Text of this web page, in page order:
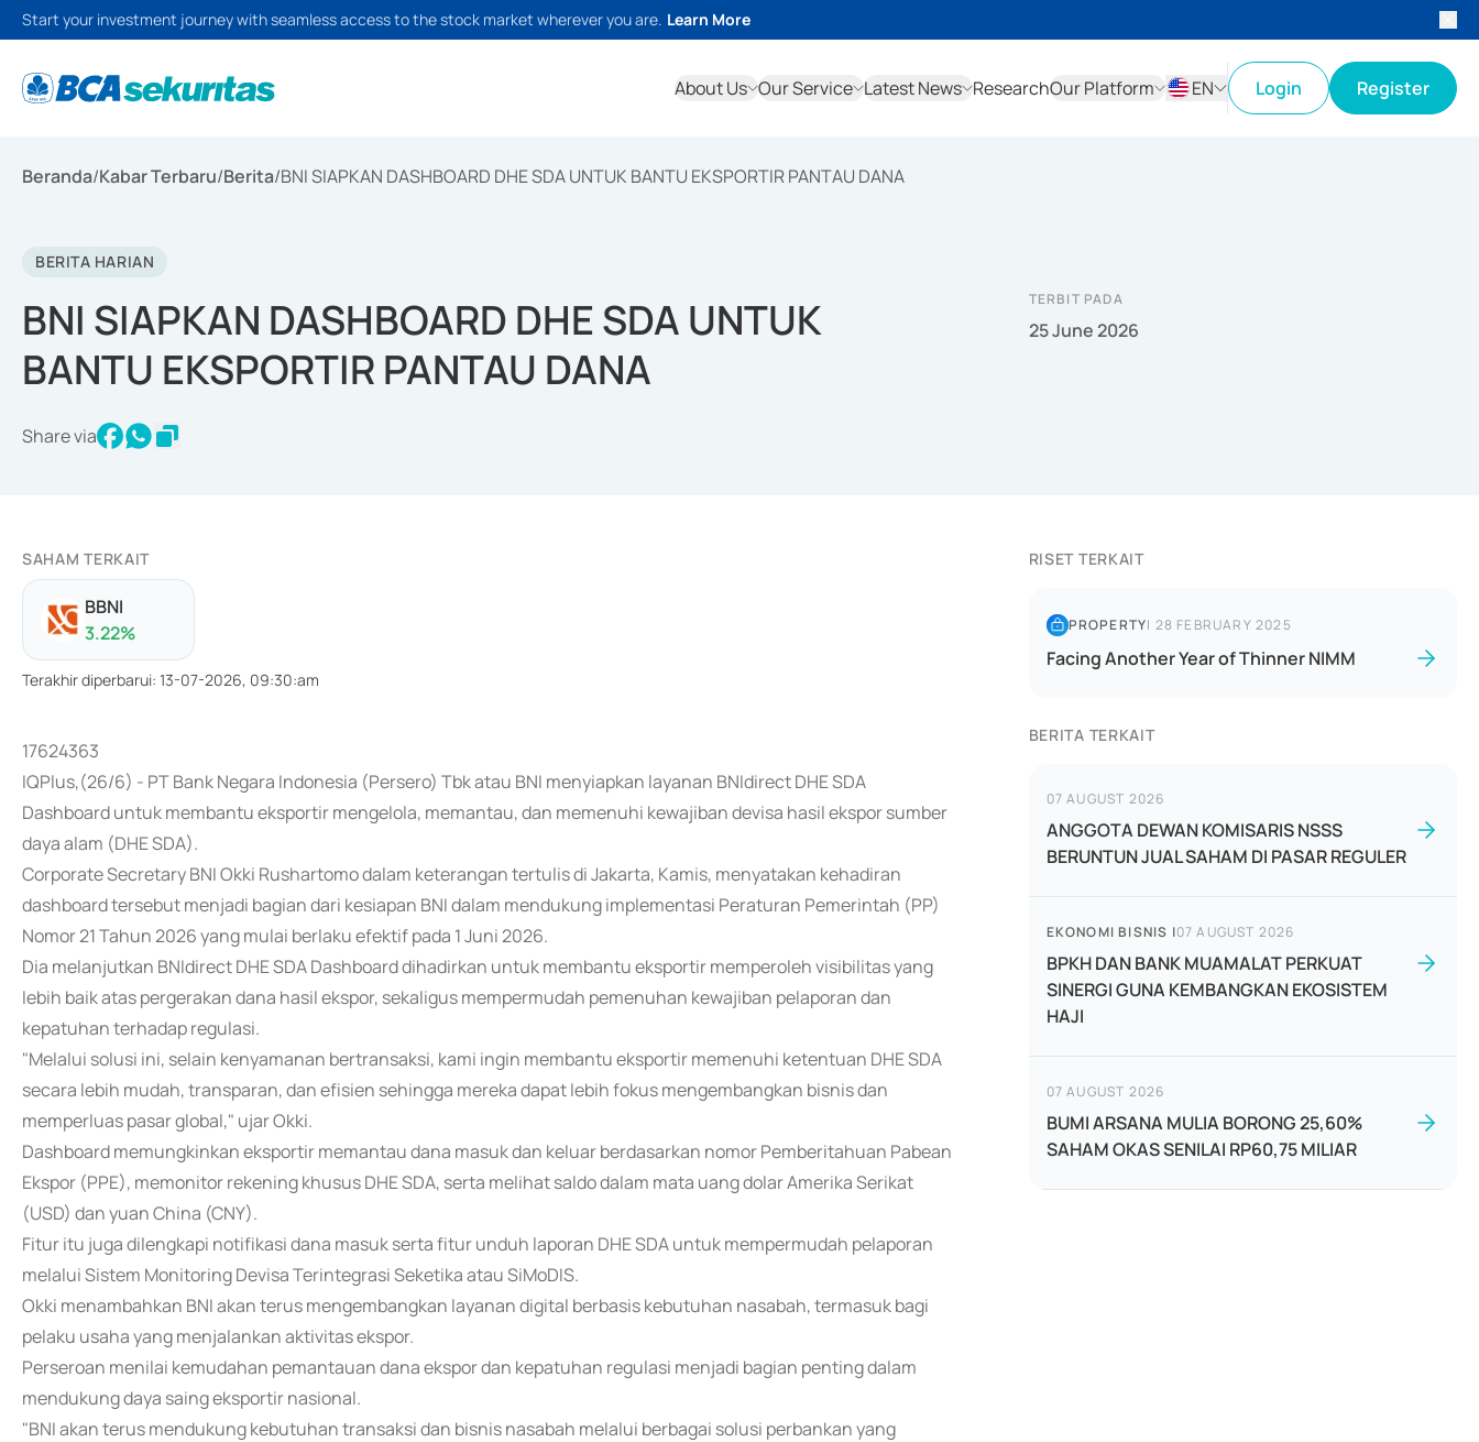
Start your investment journey with seamless access to the stock market wherever you are. Learn More
About Us Our Service Latest News ResearchOur Platform
EN
Login Register
Beranda/Kabar Terbaru/Berita/BNI SIAPKAN DASHBOARD DHE SDA UNTUK BANTU EKSPORTIR PANTAU DANA
BERITA HARIAN
BNI SIAPKAN DASHBOARD DHE SDA UNTUK
BANTU EKSPORTIR PANTAU DANA
Share via
TERBIT PADA
25 June 2026
SAHAM TERKAIT
BBNI
3.22%
Terakhir diperbarui: 13-07-2026, 09:30:am
17624363
IQPlus,(26/6) - PT Bank Negara Indonesia (Persero) Tbk atau BNI menyiapkan layanan BNIdirect DHE SDA
Dashboard untuk membantu eksportir mengelola, memantau, dan memenuhi kewajiban devisa hasil ekspor sumber
daya alam (DHE SDA).
Corporate Secretary BNI Okki Rushartomo dalam keterangan tertulis di Jakarta, Kamis, menyatakan kehadiran
dashboard tersebut menjadi bagian dari kesiapan BNI dalam mendukung implementasi Peraturan Pemerintah (PP)
Nomor 21 Tahun 2026 yang mulai berlaku efektif pada 1 Juni 2026.
Dia melanjutkan BNIdirect DHE SDA Dashboard dihadirkan untuk membantu eksportir memperoleh visibilitas yang
lebih baik atas pergerakan dana hasil ekspor, sekaligus mempermudah pemenuhan kewajiban pelaporan dan
kepatuhan terhadap regulasi.
"Melalui solusi ini, selain kenyamanan bertransaksi, kami ingin membantu eksportir memenuhi ketentuan DHE SDA
secara lebih mudah, transparan, dan efisien sehingga mereka dapat lebih fokus mengembangkan bisnis dan
memperluas pasar global," ujar Okki.
Dashboard memungkinkan eksportir memantau dana masuk dan keluar berdasarkan nomor Pemberitahuan Pabean
Ekspor (PPE), memonitor rekening khusus DHE SDA, serta melihat saldo dalam mata uang dolar Amerika Serikat
(USD) dan yuan China (CNY).
Fitur itu juga dilengkapi notifikasi dana masuk serta fitur unduh laporan DHE SDA untuk mempermudah pelaporan
melalui Sistem Monitoring Devisa Terintegrasi Seketika atau SiMoDIS.
Okki menambahkan BNI akan terus mengembangkan layanan digital berbasis kebutuhan nasabah, termasuk bagi
pelaku usaha yang menjalankan aktivitas ekspor.
Perseroan menilai kemudahan pemantauan dana ekspor dan kepatuhan regulasi menjadi bagian penting dalam
mendukung daya saing eksportir nasional.
"BNI akan terus mendukung kebutuhan transaksi dan bisnis nasabah melalui berbagai solusi perbankan yang
RISET TERKAIT
PROPERTY| 28 FEBRUARY 2025
Facing Another Year of Thinner NIMM
BERITA TERKAIT
07 AUGUST 2026
ANGGOTA DEWAN KOMISARIS NSSS
BERUNTUN JUAL SAHAM DI PASAR REGULER
EKONOMI BISNIS |07 AUGUST 2026
BPKH DAN BANK MUAMALAT PERKUAT
SINERGI GUNA KEMBANGKAN EKOSISTEM
HAJI
07 AUGUST 2026
BUMI ARSANA MULIA BORONG 25,60%
SAHAM OKAS SENILAI RP60,75 MILIAR